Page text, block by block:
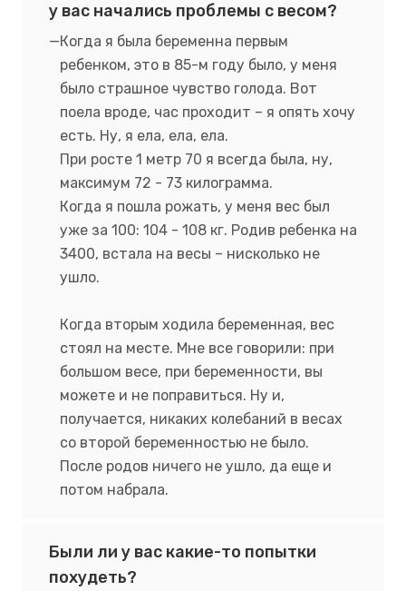
у вас начались проблемы с весом?
Когда я была беременна первым
ребенком, это в 85-м году было, у меня
было страшное чувство голода. Вот
поела вроде, час проходит – я опять хочу
есть. Ну, я ела, ела, ела.
При росте 1 метр 70 я всегда была, ну,
максимум 72 - 73 килограмма.
Когда я пошла рожать, у меня вес был
уже за 100: 104 - 108 кг. Родив ребенка на
3400, встала на весы – нисколько не
ушло.
Когда вторым ходила беременная, вес
стоял на месте. Мне все говорили: при
большом весе, при беременности, вы
можете и не поправиться. Ну и,
получается, никаких колебаний в весах
со второй беременностью не было.
После родов ничего не ушло, да еще и
потом набрала.
Были ли у вас какие-то попытки
похудеть?